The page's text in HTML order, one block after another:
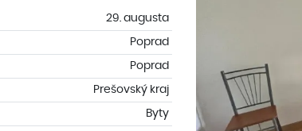
29. augusta
Poprad
Poprad
Prešovský kraj
Byty